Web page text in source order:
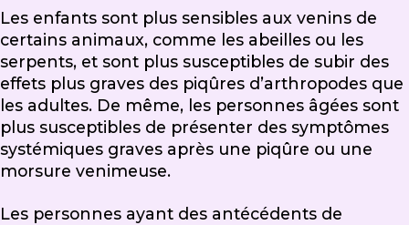
Les enfants sont plus sensibles aux venins de
certains animaux, comme les abeilles ou les
serpents, et sont plus susceptibles de subir des
effets plus graves des piqûres d’arthropodes que
les adultes. De même, les personnes âgées sont
plus susceptibles de présenter des symptômes
systémiques graves après une piqûre ou une
morsure venimeuse.
Les personnes ayant des antécédents de